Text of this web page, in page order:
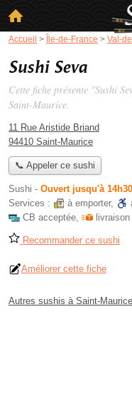
Accueil > Île-de-France > Val-
Sushi Seva
Cette fiche présente "Sushi
Saint-Maurice.
11 Rue Aristide Briand
94410 Saint-Maurice
📞 Appeler ce sushi
Sushi - Ouvert jusqu'à
Services :
à emporter,
CB acceptée, livraison
Recommander ce sushi
Améliorer cette fiche
Autres sushis à Saint-Maurice